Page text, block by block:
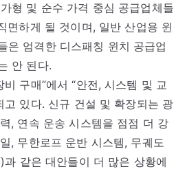
형 및 순수 가격 중심 공급업체들
면하게 될 것이며, 일반 산업용 윈
은 엄격한 디스패칭 윈치 공급업
안 된다.
구매”에서 “안전, 시스템 및 교
고 있다. 신규 건설 및 확장되는 광
, 연속 운송 시스템을 점점 더 강
, 무한로프 운반 시스템, 무궤도
같은 대안들이 더 많은 상황에